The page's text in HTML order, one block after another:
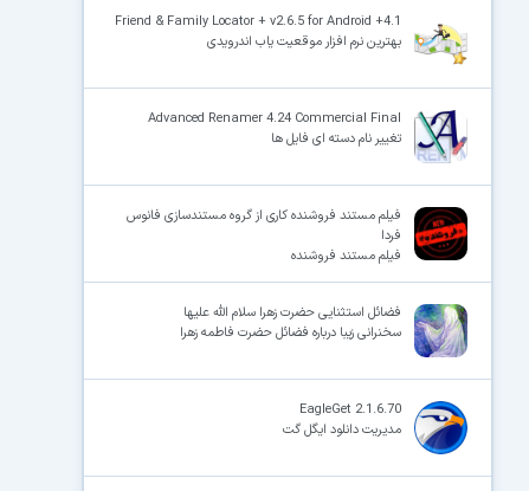
Friend & Family Locator + v2.6.5 for Android +4.1
بهترین نرم افزار موقعیت یاب اندرویدی
Advanced Renamer 4.24 Commercial Final
تغییر نام دسته ای فایل ها
فیلم مستند فروشنده کاری از گروه مستندسازی فانوس
فردا
فیلم مستند فروشنده
فضائل استثنایی حضرت زهرا سلام الله علیها
سخنرانی زیبا درباره فضائل حضرت فاطمه زهرا
EagleGet 2.1.6.70
مدیریت دانلود ایگل گت